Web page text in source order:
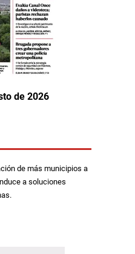
de 2026
de más municipios a
a soluciones